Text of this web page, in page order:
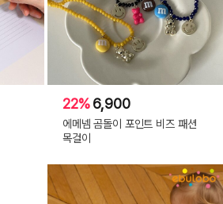
22%6,900
에메넴 곰돌이 포인트 비즈 패션
목걸이